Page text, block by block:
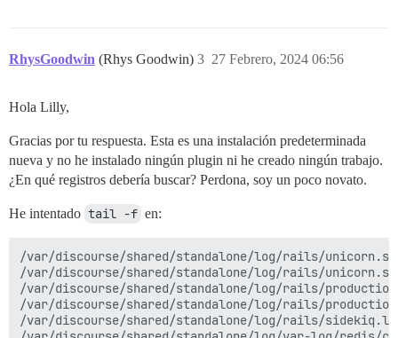
RhysGoodwin (Rhys Goodwin) 27 Febrero, 2024 06:56
3
Hola Lilly,
Gracias por tu respuesta. Esta es una instalación predeterminada
nueva y no he instalado ningún plugin ni he creado ningún trabajo.
¿En qué registros debería buscar? Perdona, soy un poco novato.
He intentado tail -f en:
/var/discourse/shared/standalone/log/rails/
/var/discourse/shared/standalone/log/rails/
/var/discourse/shared/standalone/log/rails/
/var/discourse/shared/standalone/log/rails/
/var/discourse/shared/standalone/log/rails/